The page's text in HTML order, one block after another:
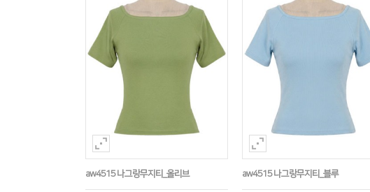
aw4515 나그랑무지티_올리브 aw4515 나그랑무지티_블루